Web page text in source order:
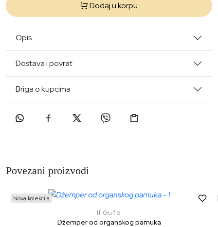
Dodaj u korpu
Opis
Dostava i povrat
Briga o kupcima
Povezani proizvodi
Nova kolekcija
Il Gufo
Džemper od organskog pamuka